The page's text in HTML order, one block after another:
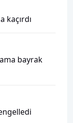
kaçırdı
bayrak